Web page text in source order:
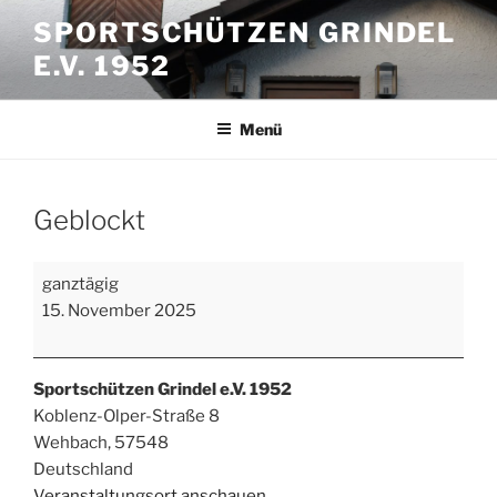
Inhalt
springen
SPORTSCHÜTZEN GRINDEL
E.V. 1952
Menü
Geblockt
Geblockt
ganztägig
15. November 2025
Sportschützen Grindel e.V. 1952
Koblenz-Olper-Straße 8
Wehbach, 57548
Deutschland